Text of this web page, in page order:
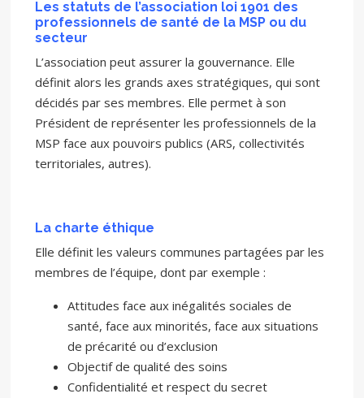
Les statuts de l’association loi 1901 des
professionnels de santé de la MSP ou du
secteur
L’association peut assurer la gouvernance. Elle
définit alors les grands axes stratégiques, qui sont
décidés par ses membres. Elle permet à son
Président de représenter les professionnels de la
MSP face aux pouvoirs publics (ARS, collectivités
territoriales, autres).
La charte éthique
Elle définit les valeurs communes partagées par les
membres de l’équipe, dont par exemple :
Attitudes face aux inégalités sociales de
santé, face aux minorités, face aux situations
de précarité ou d’exclusion
Objectif de qualité des soins
Confidentialité et respect du secret